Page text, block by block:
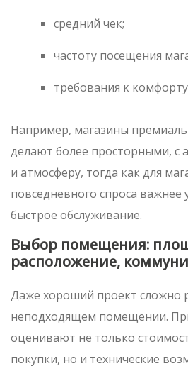
средний чек;
частоту посещения
требования к комфорту
Например, магазины
делают более просторными, с
и атмосферу, тогда как для
повседневного спроса важнее
быстрое обслуживание.
Выбор помещения:
расположение,
Даже хороший проект сложно
неподходящем помещении.
оценивают не только
покупки, но и технические